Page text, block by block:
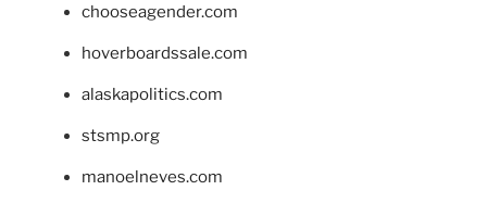
chooseagender.com
hoverboardssale.com
alaskapolitics.com
stsmp.org
manoelneves.com